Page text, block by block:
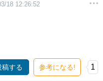
18 12:26:52
稿する 参考になる! 1